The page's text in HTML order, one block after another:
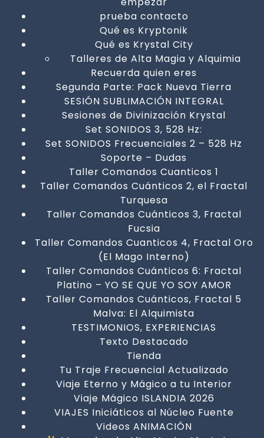
prueba contacto
Qué es Kryptonik
Qué es Krystal City
Talleres de Alta Magia y Alquimia
Recuerda quien eres
Segunda Parte: Pack Nueva Tierra
SESIÓN SUBLIMACIÓN INTEGRAL
Sesiones de Divinización Krystal
Set SONIDOS 3, 528 Hz:
Set SONIDOS Frecuenciales 2 – 528 Hz
Soporte – Dudas
Taller Comandos Cuanticos 1
Taller Comandos Cuánticos 2, el Fractal
Turquesa
Taller Comandos Cuánticos 3, Fractal
Fucsia
Taller Comandos Cuanticos 4, Fractal Oro
(El Mago Interno)
Taller Comandos Cuánticos 6: Fractal
Platino – YO SE QUE YO SOY AMOR
Taller Comandos Cuánticos, Fractal 5
Malva: El Alquimista
TESTIMONIOS, EXPERIENCIAS
Texto Destacado
Tienda
Tu Traje Frecuencial Actualizado
Viaje Eterno y Mágico a tu Interior
Viaje Mágico ISLANDIA 2026
VIAJES Iniciáticos al Núcleo Fuente
Videos ANIMACIÓN